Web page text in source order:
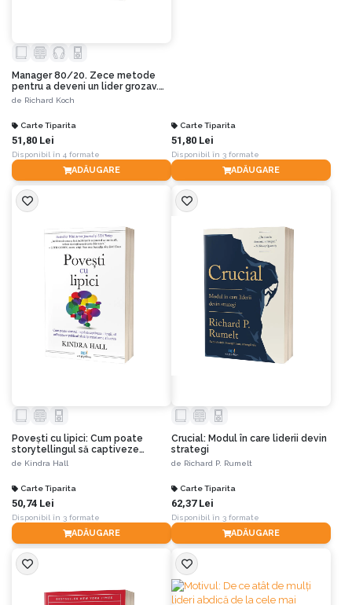
Manager 80/20. Zece metode
pentru a deveni un lider grozav.
Ediția a III- a
de Richard Koch
Carte Tiparita
51,80 Lei
Disponibil în 4 formate
ADĂUGARE
Carte Tiparita
51,80 Lei
Disponibil în 3 formate
ADĂUGARE
Povești cu lipici: Cum poate
storytellingul să captiveze
clienții, să influențeze publicul și
de Kindra Hall
Carte Tiparita
50,74 Lei
Disponibil în 3 formate
ADĂUGARE
Crucial: Modul în care liderii devin
strategi
de Richard P. Rumelt
Carte Tiparita
62,37 Lei
Disponibil în 3 formate
ADĂUGARE